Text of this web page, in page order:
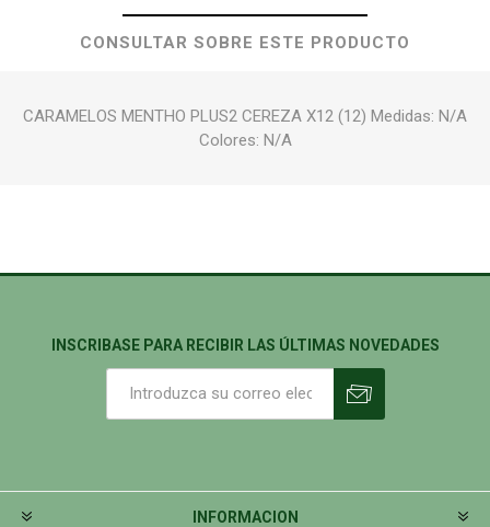
CONSULTAR SOBRE ESTE PRODUCTO
CARAMELOS MENTHO PLUS2 CEREZA X12 (12) Medidas: N/A
Colores: N/A
INSCRIBASE PARA RECIBIR LAS ÚLTIMAS NOVEDADES
INFORMACION